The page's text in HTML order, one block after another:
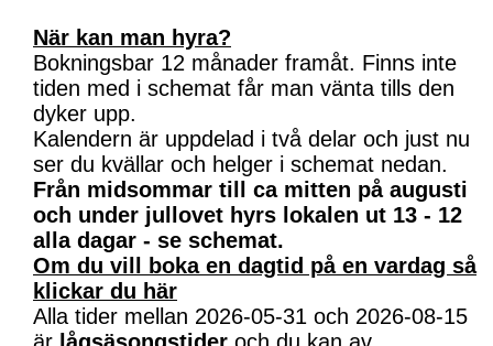
När kan man hyra?
Bokningsbar 12 månader framåt. Finns inte
tiden med i schemat får man vänta tills den
dyker upp.
Kalendern är uppdelad i två delar och just nu
ser du kvällar och helger i schemat nedan.
Från midsommar till ca mitten på augusti
och under jullovet hyrs lokalen ut 13 - 12
alla dagar - se schemat.
Om du vill boka en dagtid på en vardag så
klickar du här
Alla tider mellan 2026-05-31 och 2026-08-15